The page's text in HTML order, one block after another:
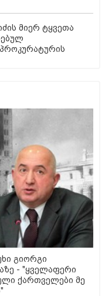
მიერ ტყვეთა
გიორგი
- "ყველაფერი
ქართველები მე